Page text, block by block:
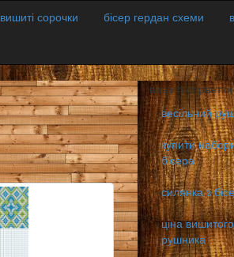
вишиті сорочки бісер гердан схеми
вишиті серветки
весільний
купити
бiсера
силянка з
ціна
рушника